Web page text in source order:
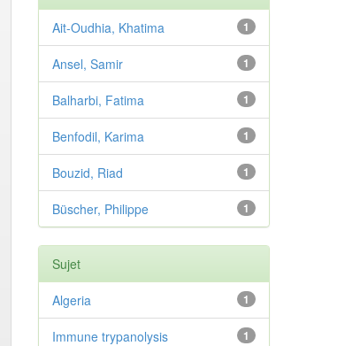
1
Ait-Oudhia, Khatima
1
Ansel, Samir
1
Balharbi, Fatima
1
Benfodil, Karima
1
Bouzid, Riad
1
Büscher, Philippe
Sujet
1
Algeria
1
Immune trypanolysis